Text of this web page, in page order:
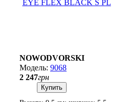
NOWODVORSKI
9068
2 247грн
Купить